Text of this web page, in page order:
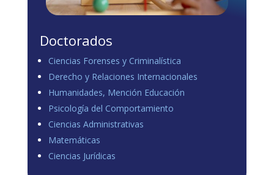
Doctorados
Ciencias Forenses y Criminalística
Derecho y Relaciones Internacionales
Humanidades, Mención Educación
Psicología del Comportamiento
Ciencias Administrativas
Matemáticas
Ciencias Jurídicas